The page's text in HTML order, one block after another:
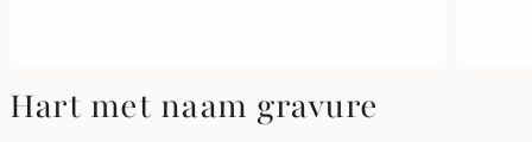
Hart met naam gravure